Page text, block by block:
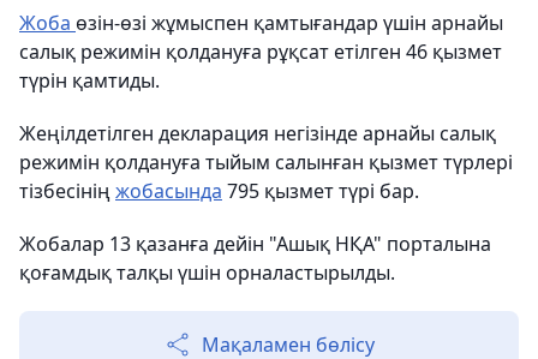
Жоба өзін-өзі жұмыспен қамтығандар үшін арнайы
салық режимін қолдануға рұқсат етілген 46 қызмет
түрін қамтиды.
Жеңілдетілген декларация негізінде арнайы салық
режимін қолдануға тыйым салынған қызмет түрлері
тізбесінің жобасында 795 қызмет түрі бар.
Жобалар 13 қазанға дейін "Ашық НҚА" порталына
қоғамдық талқы үшін орналастырылды.
Мақаламен бөлісу